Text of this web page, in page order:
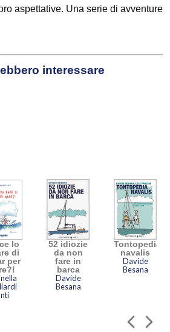
aspettative. Una serie di avventure
interessare
lo
di
per
52 idiozie
da non
fare in
barca
Davide
Besana
Tontopedia
navalis
Davide
Besana